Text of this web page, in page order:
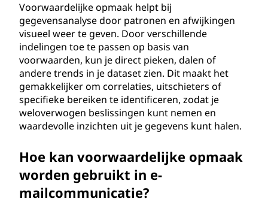
Voorwaardelijke opmaak helpt bij
gegevensanalyse door patronen en afwijkingen
visueel weer te geven. Door verschillende
indelingen toe te passen op basis van
voorwaarden, kun je direct pieken, dalen of
andere trends in je dataset zien. Dit maakt het
gemakkelijker om correlaties, uitschieters of
specifieke bereiken te identificeren, zodat je
weloverwogen beslissingen kunt nemen en
waardevolle inzichten uit je gegevens kunt halen.
Hoe kan voorwaardelijke opmaak
worden gebruikt in e-
mailcommunicatie?